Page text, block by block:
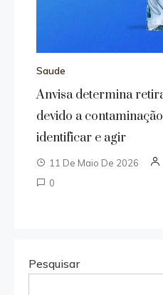
Saude
Anvisa determina
devido a
identificar e agir
11 De Maio De 2026
0
Pesquisar